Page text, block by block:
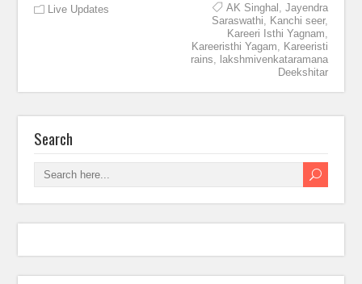
Live Updates AK Singhal , Jayendra
Saraswathi, Kanchi seer,
Kareeri Isthi Yagnam,
Kareeristhi Yagam, Kareeristi
rains, lakshmivenkataramana
Deekshitar
Search